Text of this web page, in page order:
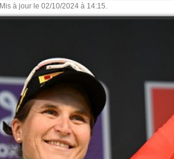
Mis à jour le 02/10/2024 à 14:15.